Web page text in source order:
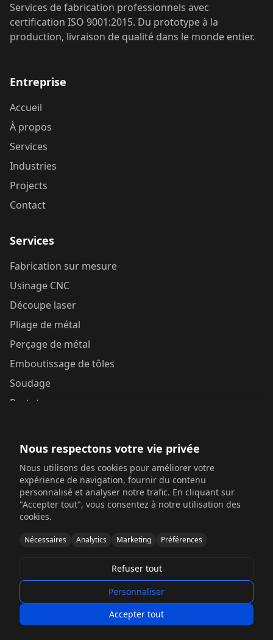
Services de fabrication professionnels avec
certification ISO 9001:2015. Du prototype à la
production, livraison de qualité dans le monde entier.
Entreprise
Accueil
À propos
Services
Industries
Projects
Contact
Services
Fabrication sur mesure
Usinage CNC
Découpe laser
Pliage de métal
Perçage de métal
Emboutissage de tôles
Soudage
Prototypes
Yunhai Industrial Park, Changping Town, Dongguan,
Guangdong, China
+86 198 6518 5054
sales@sinosheetmetal.com
Mon-Fri: 8AM-6PM CST
© 2026 Fabex Manufacturing. Tous droits réservés.
Politique de confidentialité
Nous respectons votre vie privée
Nous utilisons des cookies pour améliorer votre
expérience de navigation, fournir du contenu
personnalisé et analyser notre trafic. En cliquant sur
"Accepter tout", vous consentez à notre utilisation des
cookies.
Nécessaires Analytics Marketing Préférences
Refuser tout
Personnaliser
Accepter tout